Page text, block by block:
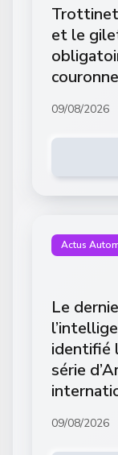
et le
couronne
09/08/2026
Actus
Le
identifié
série
09/08/2026